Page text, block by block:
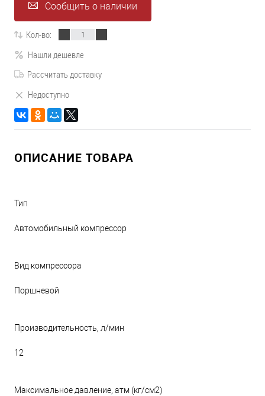
Сообщить о наличии
Кол-во:
Нашли дешевле
Рассчитать доставку
Недоступно
ОПИСАНИЕ ТОВАРА
Тип
Автомобильный компрессор
Вид компрессора
Поршневой
Производительность, л/мин
12
Максимальное давление, атм (кг/см2)